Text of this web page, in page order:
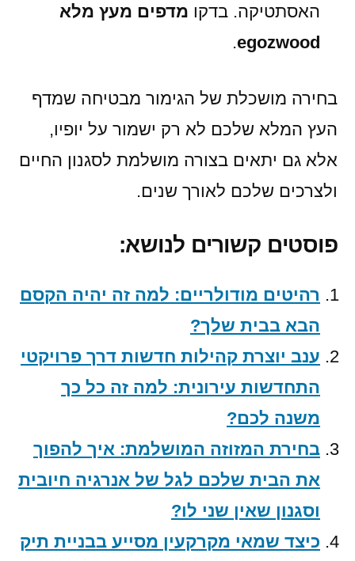
האסתטיקה. בדקו מדפים מעץ מלא
egozwood
.
בחירה מושכלת של הגימור מבטיחה שמדף
העץ המלא שלכם לא רק ישמור על יופיו,
אלא גם יתאים בצורה מושלמת לסגנון החיים
ולצרכים שלכם לאורך שנים.
פוסטים קשורים לנושא:
רהיטים מודולריים: למה זה יהיה הקסם
הבא בבית שלך?
ענב יוצרת קהילות חדשות דרך פרויקטי
התחדשות עירונית: למה זה כל כך
משנה לכם?
בחירת המזוזה המושלמת: איך להפוך
את הבית שלכם לגל של אנרגיה חיובית
וסגנון שאין שני לו?
כיצד שמאי מקרקעין מסייע בבניית תיק